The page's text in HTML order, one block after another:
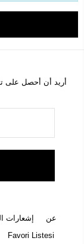
أريد أن أحصل على
إشعارات
عن
Favori Listesi